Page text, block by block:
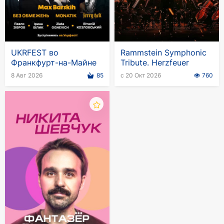
UKRFEST во
Франкфурт-на-Майне
8 Авг 2026 85
Rammstein Symphonic
Tribute. Herzfeuer
с 20 Окт 2026 760